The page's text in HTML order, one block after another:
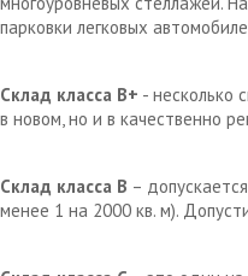
парковки легковых
Склад класса В+ - несколько
в новом, но и в качественно
Склад класса В –
менее 1 на 2000 кв. м).